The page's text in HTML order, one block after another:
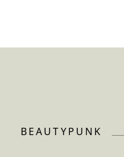
BEAUTYPUNK